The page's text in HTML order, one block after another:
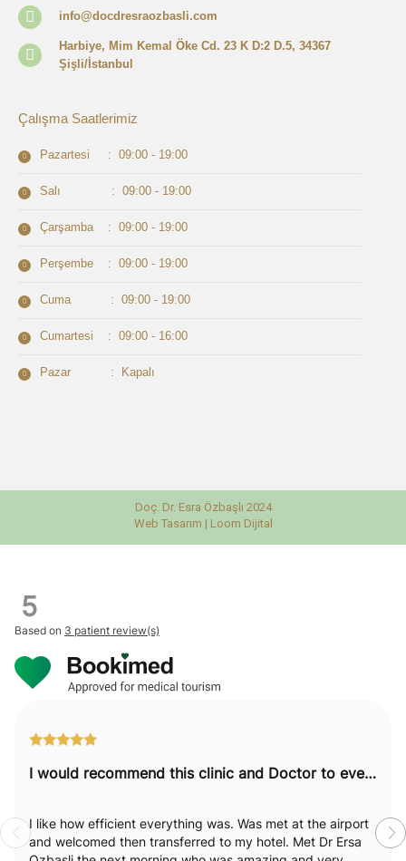
info@docdresraozbasli.com
Harbiye, Mim Kemal Öke Cd. 23 K D:2 D.5, 34367
Şişli/İstanbul
Çalışma Saatlerimiz
Pazartesi : 09:00 - 19:00
Salı : 09:00 - 19:00
Çarşamba : 09:00 - 19:00
Perşembe : 09:00 - 19:00
Cuma : 09:00 - 19:00
Cumartesi : 09:00 - 16:00
Pazar : Kapalı
Doç. Dr. Esra Özbaşlı 2024
Web Tasarım | Loom Dijital
5
Based on 3 patient review(s)
I would recommend this clinic and Doctor to everyone.
I like how efficient everything was. Was met at the airport
and welcomed then transferred to my hotel. Met Dr Ersa